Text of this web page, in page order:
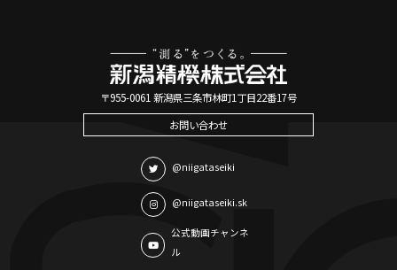
〒955-0061 新潟県三条市林町1丁目22番17号
お問い合わせ
@niigataseiki
@niigataseiki.sk
公式動画チャンネ
ル